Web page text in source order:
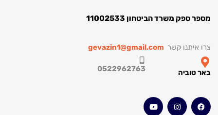
משרד הביטחון 11002533
קשרgevazin1@gmail.com
0522962763